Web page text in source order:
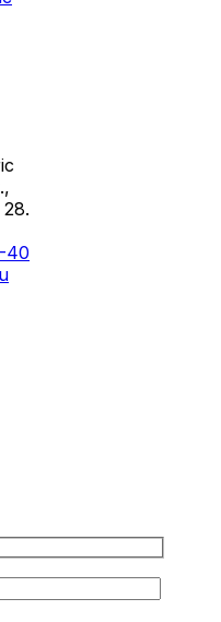
40